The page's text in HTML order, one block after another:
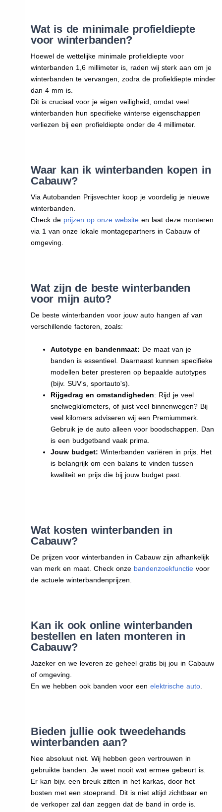
Wat is de minimale profieldiepte
voor winterbanden?
Hoewel de wettelijke minimale profieldiepte voor
winterbanden 1,6 millimeter is, raden wij sterk aan om je
winterbanden te vervangen, zodra de profieldiepte minder
dan 4 mm is.
Dit is cruciaal voor je eigen veiligheid, omdat veel
winterbanden hun specifieke winterse eigenschappen
verliezen bij een profieldiepte onder de 4 millimeter.
Waar kan ik winterbanden kopen in
Cabauw?
Via Autobanden Prijsvechter koop je voordelig je nieuwe
winterbanden.
Check de prijzen op onze websiteen laat deze monteren
via 1 van onze lokale montagepartners in Cabauw of
omgeving.
Wat zijn de beste winterbanden
voor mijn auto?
De beste winterbanden voor jouw auto hangen af van
verschillende factoren, zoals:
Autotype en bandenmaat: De maat van je
banden is essentieel. Daarnaast kunnen specifieke
modellen beter presteren op bepaalde autotypes
(bijv. SUV's, sportauto's).
Rijgedrag en omstandigheden: Rijd je veel
snelwegkilometers, of juist veel binnenwegen? Bij
veel kilomers adviseren wij een Premiummerk.
Gebruik je de auto alleen voor boodschappen. Dan
is een budgetband vaak prima.
Jouw budget: Winterbanden variëren in prijs. Het
is belangrijk om een balans te vinden tussen
kwaliteit en prijs die bij jouw budget past.
Wat kosten winterbanden in
Cabauw?
De prijzen voor winterbanden in Cabauw zijn afhankelijk
van merk en maat. Check onze bandenzoekfunctievoor
de actuele winterbandenprijzen.
Kan ik ook online winterbanden
bestellen en laten monteren in
Cabauw?
Jazeker en we leveren ze geheel gratis bij jou in Cabauw
of omgeving.
En we hebben ook banden voor een elektrische auto.
Bieden jullie ook tweedehands
winterbanden aan?
Nee absoluut niet. Wij hebben geen vertrouwen in
gebruikte banden. Je weet nooit wat ermee gebeurt is.
Er kan bijv. een breuk zitten in het karkas, door het
bosten met een stoeprand. Dit is niet altijd zichtbaar en
de verkoper zal dan zeggen dat de band in orde is.